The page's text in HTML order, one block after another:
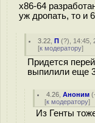
x86-64
уж дропать, то и
3.22 ,П (?), 14:45,
[к модератору]
Придется
выпилили еще
4.26 ,Аноним (
[к модератору]
Из Генты